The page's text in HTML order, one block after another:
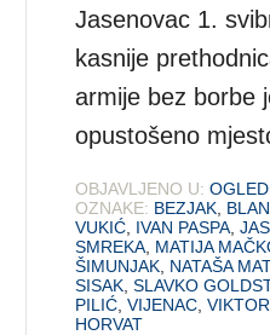
Jasenovac 1.
kasnije
armije bez borbe
opustošeno
OBJAVLJENO U:
OZNAKE: BEZJAK
VUKIĆ IVAN PASPA ,
SMREKA MATIJA
ŠIMUNJAK NATAŠA
SISAK ,SLAVKO
PILIĆ ,VIJENAC ,
HORVAT